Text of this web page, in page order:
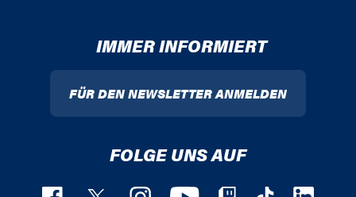
IMMER INFORMIERT
FÜR DEN NEWSLETTER ANMELDEN
FOLGE UNS AUF